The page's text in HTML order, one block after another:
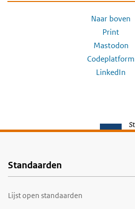
Naar boven
Print
Mastodon
Codeplatform
LinkedIn
Voet
Standaarden
Lijst open standaarden